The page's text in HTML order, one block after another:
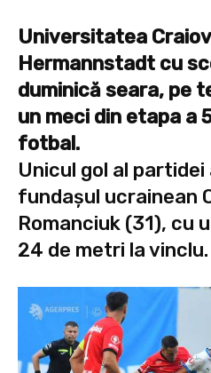
Universitatea
Hermannstadt cu
duminică seara, pe
un meci din etapa a
fotbal.
Unicul gol al
fundașul ucrainean
Romanciuk (31), cu
24 de metri la vinclu.